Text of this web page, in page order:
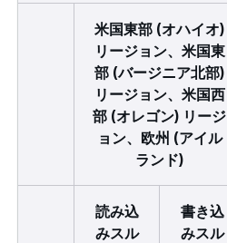
米国東部 (オハイオ)
リージョン、米国東
部 (バージニア北部)
リージョン、米国西
部 (オレゴン) リージ
ョン、欧州 (アイル
ランド)
読み込
みスル
書き込
みスル